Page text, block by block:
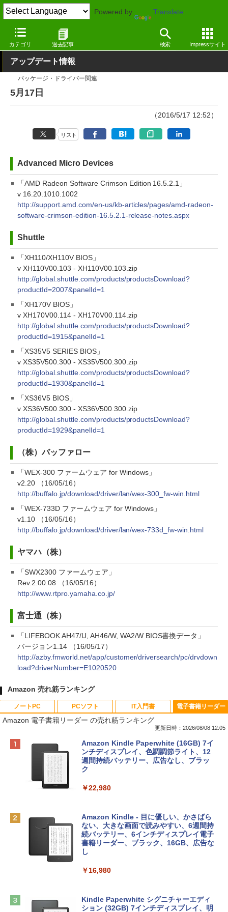
Powered by Translate
カテゴリ 過去記事 検索 Impressサイト
窓の杜 その他の話題 アップデート
アップデート情報
パッケージ・ドライバー関連
5月17日
（2016/5/17 12:52）
リスト
Advanced Micro Devices
「AMD Radeon Software Crimson Edition 16.5.2.1」
v 16.20.1010.1002
http://support.amd.com/en-us/kb-articles/pages/amd-radeon-
software-crimson-edition-16.5.2.1-release-notes.aspx
Shuttle
「XH110/XH110V BIOS」
v XH110V00.103 - XH110V00.103.zip
http://global.shuttle.com/products/productsDownload?
productId=2007&panelId=1
「XH170V BIOS」
v XH170V00.114 - XH170V00.114.zip
http://global.shuttle.com/products/productsDownload?
productId=1915&panelId=1
「XS35V5 SERIES BIOS」
v XS35V500.300 - XS35V500.300.zip
http://global.shuttle.com/products/productsDownload?
productId=1930&panelId=1
「XS36V5 BIOS」
v XS36V500.300 - XS36V500.300.zip
http://global.shuttle.com/products/productsDownload?
productId=1929&panelId=1
（株）バッファロー
「WEX-300 ファームウェア for Windows」
v2.20 （16/05/16）
http://buffalo.jp/download/driver/lan/wex-300_fw-win.html
「WEX-733D ファームウェア for Windows」
v1.10 （16/05/16）
http://buffalo.jp/download/driver/lan/wex-733d_fw-win.html
ヤマハ（株）
「SWX2300 ファームウェア」
Rev.2.00.08 （16/05/16）
http://www.rtpro.yamaha.co.jp/
富士通（株）
「LIFEBOOK AH47/U, AH46/W, WA2/W BIOS書換データ」
バージョン1.14 （16/05/17）
http://azby.fmworld.net/app/customer/driversearch/pc/drvdown
load?driverNumber=E1020520
Amazon 売れ筋ランキング
ノートPC
Apple 2026 MacBook Neo A18 Proチッ
プ搭載13インチノートブック：AIとAppl
e Intelligenceのために設計、Liquid Ret
inaディスプレイ、8GBユニファイドメモ
eTime HDカメラ - インディゴ
tomtoc 360°保護 15.6 16インチ パソコ
ンケース Dell NEC Lavie ASUS HP dyna
book Lenovo対応
￥2,952
Apple 2026 MacBook Air M5チップ搭載
13インチノートブック：AIとApple Intell
PCソフト
Robloxギフトカード - 800 Robux 【限
定バーチャルアイテムを含む】 【オンラ
インゲームコード】 ロブロックス | オン
ラインコード版
￥1,300
Robloxギフトカード - 1000 Robux 【限
定バーチャルアイテムを含む】 【オンラ
インゲームコード】 ロブロックス |オン
ラインコード版
4(最新 永続版)|オンラインコード版|Wind
ows11、10/mac対応|PC2台
IT入門書
生成AIパスポート公式テキスト 第４版
￥1,766
出す プロンプトの言葉 AI画像生成シリー
ズ (はぴーイラストLabo)
￥480
ClaudeCode いちばんやさしい 教科書:
にもKindle出版にも！ 非エンジニアのた
めのAIコーディング入門シリーズ
電子書籍リーダー
Amazon 電子書籍リーダー の売れ筋ランキング
更新日時：2026/08/08 12:05
Amazon Kindle Paperwhite (16GB) 7イ
ンチディスプレイ、色調調節ライト、12
週間持続バッテリー、広告なし、ブラッ
ク
￥22,980
Amazon Kindle - 目に優しい、かさばら
ない、大きな画面で読みやすい、6週間持
続バッテリー、6インチディスプレイ電子
書籍リーダー、ブラック、16GB、広告な
し
￥16,980
Kindle Paperwhite シグニチャーエディ
ション (32GB) 7インチディスプレイ、明